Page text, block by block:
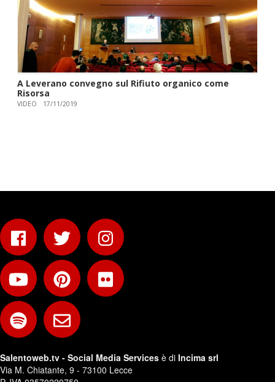
A Leverano convegno sul Rifiuto organico come
Risorsa
VIDEO 17/11/2019
Salentoweb.tv - Social Media Services è di Incima srl
Via M. Chiatante, 9 - 73100 Lecce